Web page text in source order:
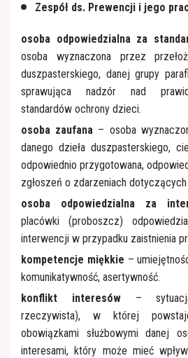
Zespół ds. Prewencji i jego
osoba odpowiedzialna za
osoba wyznaczona przez
duszpasterskiego, danej grupy
sprawująca nadzór nad
standardów ochrony dzieci.
osoba zaufana – osoba
danego dzieła duszpasterskiego,
odpowiednio przygotowana,
zgłoszeń o zdarzeniach
osoba odpowiedzialna za
placówki (proboszcz)
interwencji w przypadku zaistnienia
kompetencje miękkie –
komunikatywność, asertywność.
konflikt interesów –
rzeczywista), w której
obowiązkami służbowymi danej
interesami, który może mieć